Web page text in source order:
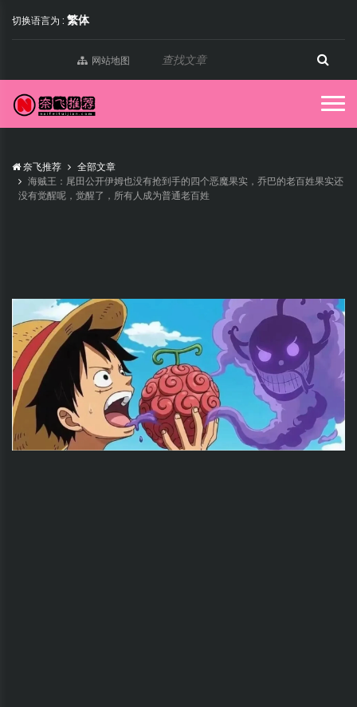
切换语言为 : 繁体
网站地图
奈飞推荐
全部文章
海贼王：尾田公开伊姆也没有抢到手的四个恶魔果实，乔巴的老百姓果实还
没有觉醒呢，觉醒了，所有人成为普通老百姓